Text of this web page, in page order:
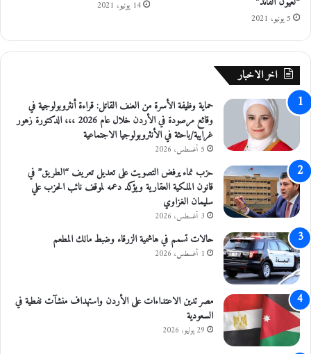
م
س
س
ب
د
ه
ا
ل
ج
ا
م
ع
ي
ي
م
ج
ا
ل
ا
ل
ب
ط
ا
ل
ا
ل
ك
ت
ر
و
ن
ي
5 يونيو، 2021
14 يونيو، 2021
اخر الاخبار
حماية وظيفة الأسرة من العنف القاتل: قراءة أنثروبولوجية في
وقائع مرصودة في الأردن خلال عام 2026 ،،، الدكتورة زهور
غرايبة/باحثة في الأنثروبولوجيا الاجتماعية
5 أغسطس، 2026
حزب نماء يرفض التصويت على تعديل تعريف “الطريق” في
قانون الملكية العقارية ويؤكد دعمه لموقف نائب الحزب علي
سليمان الغزاوي
3 أغسطس، 2026
حالات تسمم في هاشمية الزرقاء وضبط مالك المطعم
1 أغسطس، 2026
مصر تدين الاعتداءات على الأردن واستهداف منشآت نفطية في
السعودية
29 يوليو، 2026